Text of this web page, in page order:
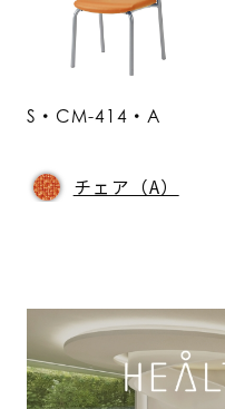
S・CM-414・A
チェア（A）